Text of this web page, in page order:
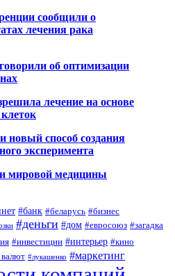
сообщили о
лечения рака
об оптимизации
лечение на основе
новый способ создания
эксперимента
мировой медицины
#банк #беларусь #бизнес
#деньги #дом #евросоюз #загадка
#инвестиции #интерьер #кино
#лукашенко #маркетинг